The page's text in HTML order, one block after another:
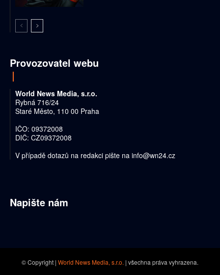
Provozovatel webu
World News Media, s.r.o.
Rybná 716/24
Staré Město, 110 00 Praha
IČO: 09372008
DIČ: CZ09372008
V případě dotazů na redakci pište na info@wn24.cz
Napište nám
© Copyright | World News Media, s.r.o. | všechna práva vyhrazena.